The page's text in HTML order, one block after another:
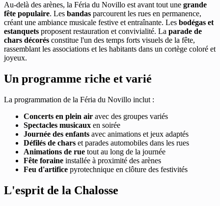
Au-delà des arènes, la Féria du Novillo est avant tout une grande
fête populaire. Les bandas parcourent les rues en permanence,
créant une ambiance musicale festive et entraînante. Les bodégas et
estanquets proposent restauration et convivialité. La parade de
chars décorés constitue l'un des temps forts visuels de la fête,
rassemblant les associations et les habitants dans un cortège coloré et
joyeux.
Un programme riche et varié
La programmation de la Féria du Novillo inclut :
Concerts en plein air avec des groupes variés
Spectacles musicaux en soirée
Journée des enfants avec animations et jeux adaptés
Défilés de chars et parades automobiles dans les rues
Animations de rue tout au long de la journée
Fête foraine installée à proximité des arènes
Feu d'artifice pyrotechnique en clôture des festivités
L'esprit de la Chalosse